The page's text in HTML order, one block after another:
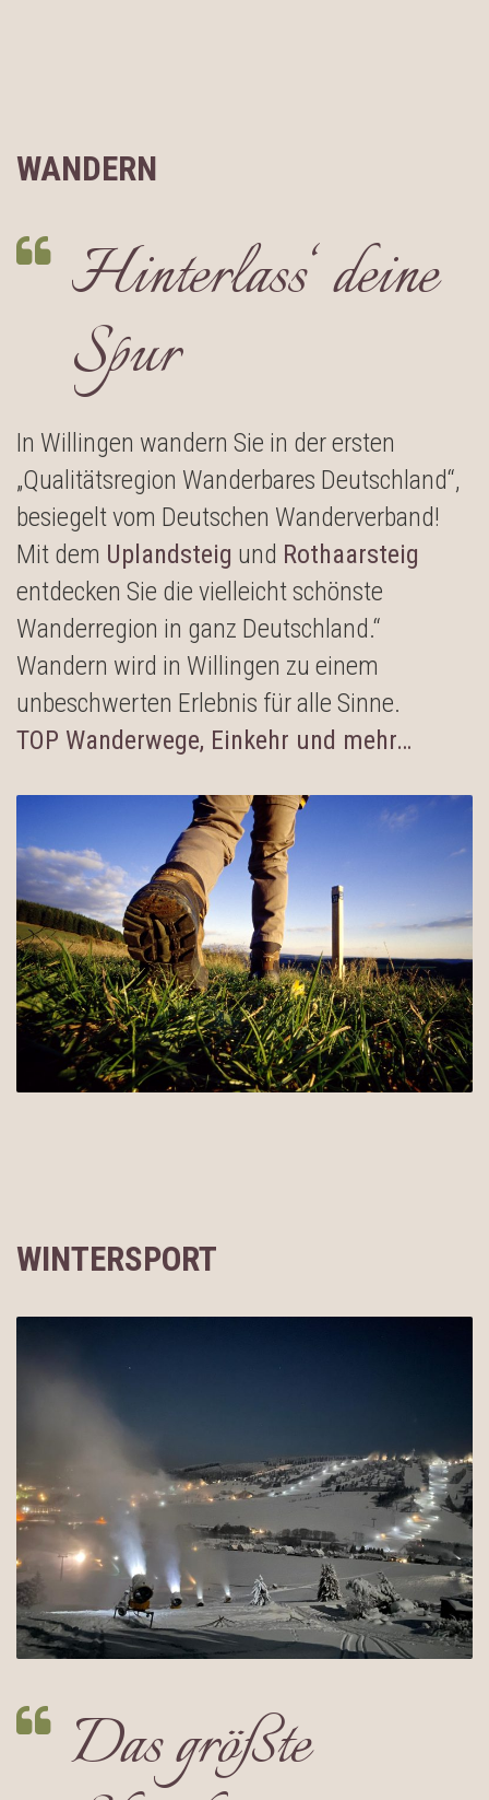
WANDERN
Hinterlass‘ deine
Spur
In Willingen wandern Sie in der ersten
„Qualitätsregion Wanderbares Deutschland“,
besiegelt vom Deutschen Wanderverband!
Mit dem Uplandsteig und Rothaarsteig
entdecken Sie die vielleicht schönste
Wanderregion in ganz Deutschland.“
Wandern wird in Willingen zu einem
unbeschwerten Erlebnis für alle Sinne.
TOP Wanderwege, Einkehr und mehr…
WINTERSPORT
Das größte